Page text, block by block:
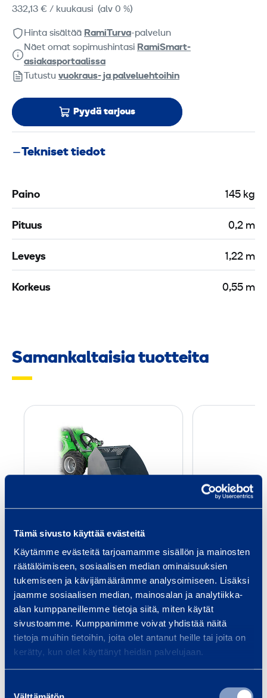
Tämä sivusto käyttää evästeitä
Käytämme evästeitä tarjoamamme sisällön ja mainosten
räätälöimiseen, sosiaalisen median ominaisuuksien
tukemiseen ja kävijämäärämme analysoimiseen. Lisäksi
jaamme sosiaalisen median, mainosalan ja analytiikka-
alan kumppaneillemme tietoja siitä, miten käytät
sivustoamme. Kumppanimme voivat yhdistää näitä
tietoja muihin tietoihin, joita olet antanut heille tai joita on
kerätty, kun olet käyttänyt heidän palvelujaan.
332,13 € / kuukausi (alv 0 %)
Hinta sisältää RamiTurva-palvelun
Näet omat sopimushintasi RamiSmart-
asiakasportaalissa
Tutustu vuokraus- ja palveluehtoihin
Pyydä tarjous
Tekniset tiedot
Paino 145 kg
Pituus 0,2 m
Leveys 1,22 m
Korkeus 0,55 m
Samankaltaisia tuotteita
r
a
k
u
A
n
t
5
2
0
520 kuormaajaan
Paino: 73 kg
3,55 € (alv 0 %)
Lisää koriin